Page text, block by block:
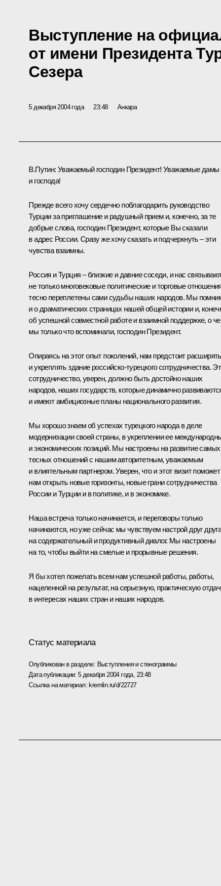
Выступление на
от имени Президента
Сезера
5 декабря 2004 года 23:48 Анкара
В.Путин: Уважаемый господин Президент! Уважаемые дамы
и господа!
Прежде всего хочу сердечно поблагодарить руководство
Турции за приглашение и радушный прием и, конечно, за те
добрые слова, господин Президент, которые Вы сказали
в адрес России. Сразу же хочу сказать и подчеркнуть – эти
чувства взаимны.
Россия и Турция – близкие и давние соседи, и нас
не только многовековые политические и торговые
тесно переплетены сами судьбы наших народов. Мы
и о драматических страницах нашей общей истории и,
об успешной совместной работе и взаимной поддержке, о
мы только что вспоминали, господин Президент.
Опираясь на этот опыт поколений, нам предстоит расширять
и укреплять здание российско-турецкого сотрудничества.
сотрудничество, уверен, должно быть достойно наших
народов, наших государств, которые динамично
и имеют амбициозные планы национального развития.
Мы хорошо знаем об успехах турецкого народа в деле
модернизации своей страны, в укреплении ее
и экономических позиций. Мы настроены на развитие самых
тесных отношений с нашим авторитетным, уважаемым
и влиятельным партнером. Уверен, что и этот визит поможет
нам открыть новые горизонты, новые грани сотрудничества
России и Турции и в политике, и в экономике.
Наша встреча только начинается, и переговоры только
начинаются, но уже сейчас мы чувствуем настрой друг
на содержательный и продуктивный диалог. Мы настроены
на то, чтобы выйти на смелые и прорывные решения.
Я бы хотел пожелать всем нам успешной работы, работы,
нацеленной на результат, на серьезную, практическую
в интересах наших стран и наших народов.
Статус материала
Опубликован в разделе: Выступления и стенограммы
Дата публикации:5 декабря 2004 года, 23:48
Ссылка на материал:kremlin.ru/d/22727